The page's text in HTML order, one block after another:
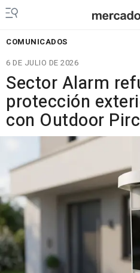
COMUNICADOS
6 DE JULIO DE 2026
Sector Alarm
protección
con Outdoor